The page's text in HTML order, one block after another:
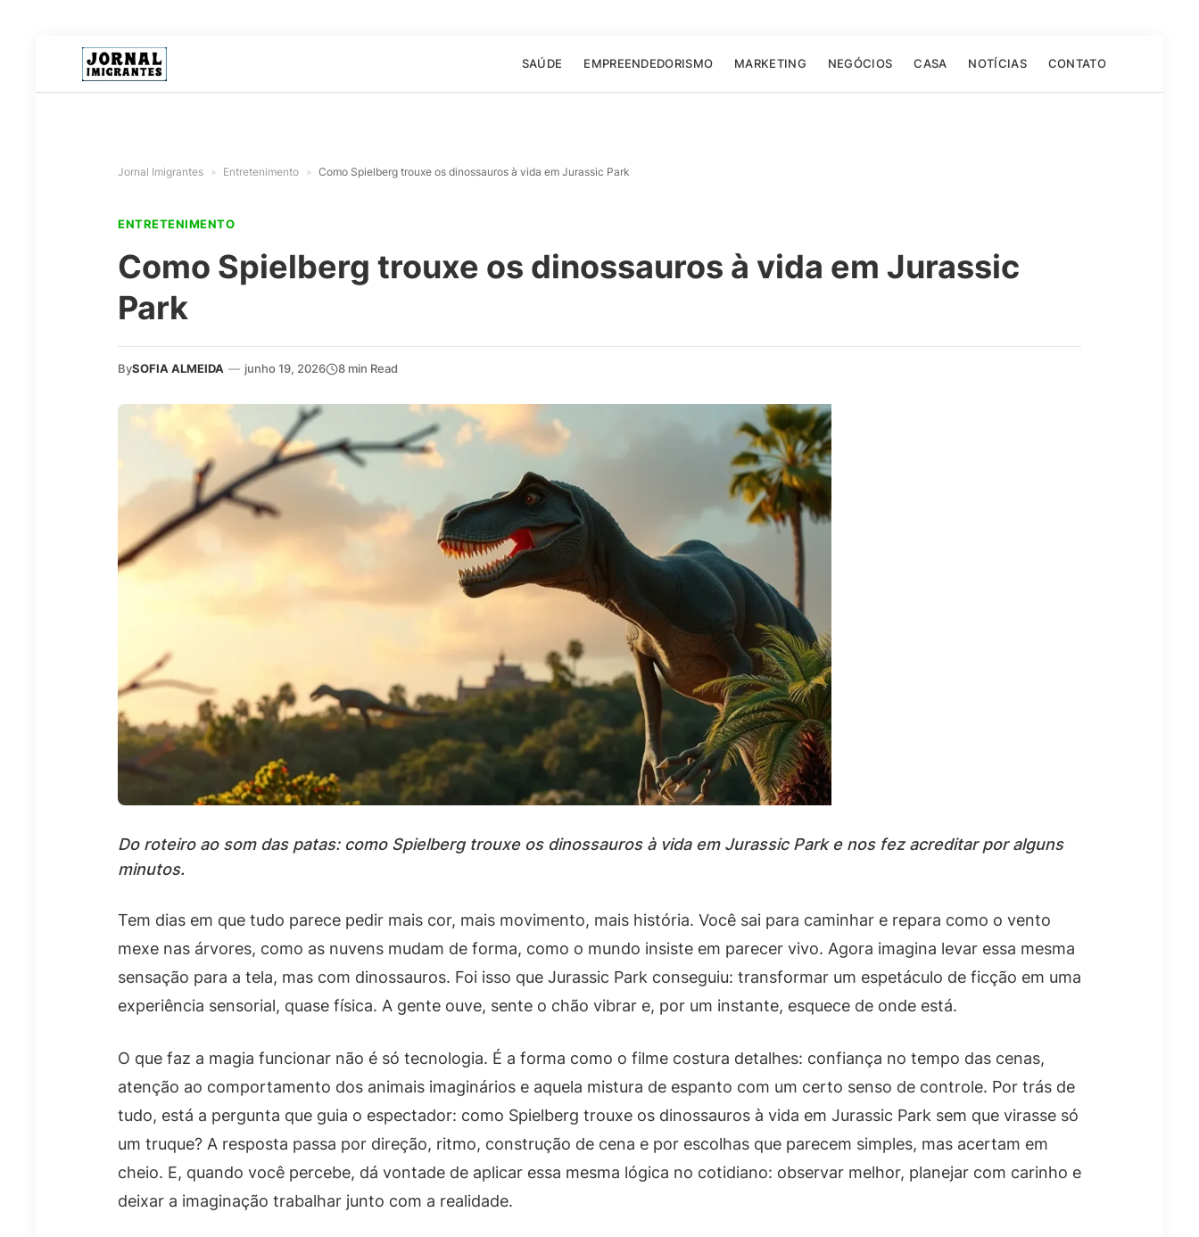
SAÚDE EMPREENDEDORISMO MARKETING NEGÓCIOS CASA NOTÍCIAS CONTATO
Jornal Imigrantes » Entretenimento » Como Spielberg trouxe os dinossauros à vida em Jurassic Park
ENTRETENIMENTO
Como Spielberg trouxe os dinossauros à vida em Jurassic
Park
BySOFIA ALMEIDA — junho 19, 2026 8 min Read
Do roteiro ao som das patas: como Spielberg trouxe os dinossauros à vida em Jurassic Park e nos fez acreditar por alguns
minutos.
Tem dias em que tudo parece pedir mais cor, mais movimento, mais história. Você sai para caminhar e repara como o vento
mexe nas árvores, como as nuvens mudam de forma, como o mundo insiste em parecer vivo. Agora imagina levar essa mesma
sensação para a tela, mas com dinossauros. Foi isso que Jurassic Park conseguiu: transformar um espetáculo de ficção em uma
experiência sensorial, quase física. A gente ouve, sente o chão vibrar e, por um instante, esquece de onde está.
O que faz a magia funcionar não é só tecnologia. É a forma como o filme costura detalhes: confiança no tempo das cenas,
atenção ao comportamento dos animais imaginários e aquela mistura de espanto com um certo senso de controle. Por trás de
tudo, está a pergunta que guia o espectador: como Spielberg trouxe os dinossauros à vida em Jurassic Park sem que virasse só
um truque? A resposta passa por direção, ritmo, construção de cena e por escolhas que parecem simples, mas acertam em
cheio. E, quando você percebe, dá vontade de aplicar essa mesma lógica no cotidiano: observar melhor, planejar com carinho e
deixar a imaginação trabalhar junto com a realidade.